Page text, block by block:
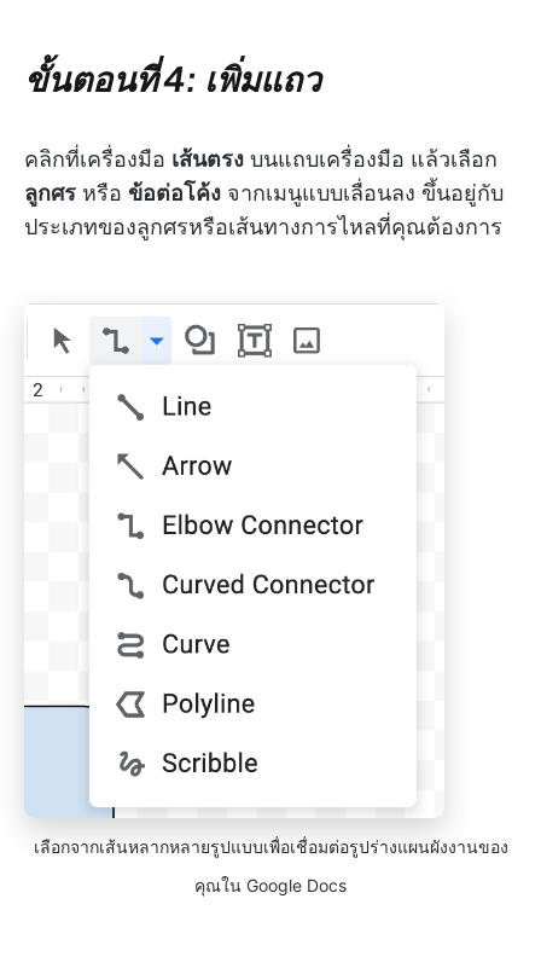
ขั้นตอนที่ 4: เพิ่มแถว
คลิกที่เครื่องมือ เส้นตรง บนแถบเครื่องมือ แล้วเลือก
ลูกศร หรือ ข้อต่อโค้ง จากเมนูแบบเลื่อนลง ขึ้นอยู่กับ
ประเภทของลูกศรหรือเส้นทางการไหลที่คุณต้องการ
เลือกจากเส้นหลากหลายรูปแบบเพื่อเชื่อมต่อรูปร่างแผนผังงานของ
คุณใน Google Docs